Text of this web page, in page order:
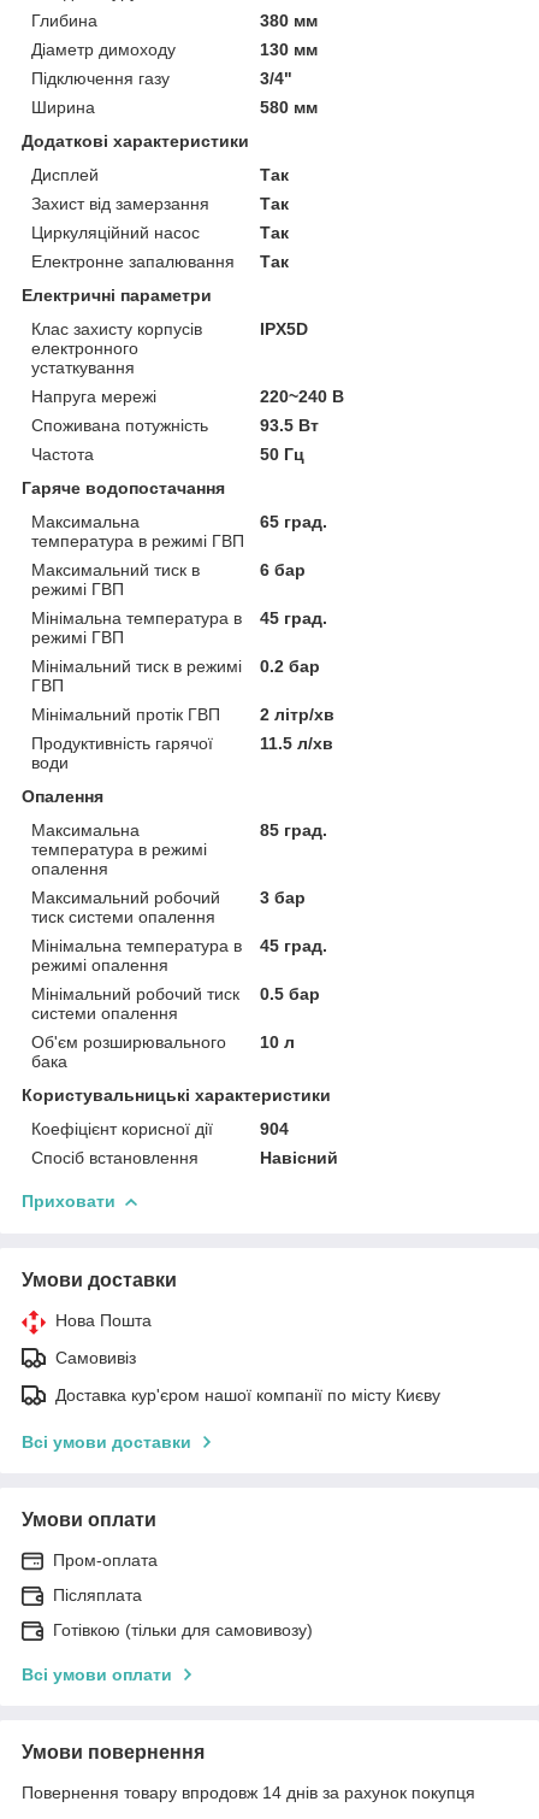
Глибина
380 мм
Діаметр димоходу
130 мм
Підключення газу
3/4"
Ширина
580 мм
Додаткові характеристики
Дисплей
Так
Захист від замерзання
Так
Циркуляційний насос
Так
Електронне запалювання
Так
Електричні параметри
Клас захисту корпусів
електронного
устаткування
IPX5D
Напруга мережі
220~240 В
Споживана потужність
93.5 Вт
Частота
50 Гц
Гаряче водопостачання
Максимальна
температура в режимі ГВП
65 град.
Максимальний тиск в
режимі ГВП
6 бар
Мінімальна температура в
режимі ГВП
45 град.
Мінімальний тиск в режимі
ГВП
0.2 бар
Мінімальний протік ГВП
2 літр/хв
Продуктивність гарячої
води
11.5 л/хв
Опалення
Максимальна
температура в режимі
опалення
85 град.
Максимальний робочий
тиск системи опалення
3 бар
Мінімальна температура в
режимі опалення
45 град.
Мінімальний робочий тиск
системи опалення
0.5 бар
Об'єм розширювального
бака
10 л
Користувальницькі характеристики
Коефіцієнт корисної дії
904
Спосіб встановлення
Навісний
Приховати
Умови доставки
Нова Пошта
Самовивіз
Доставка кур'єром нашої компанії по місту Києву
Всі умови доставки
Умови оплати
Пром-оплата
Післяплата
Готівкою (тільки для самовивозу)
Всі умови оплати
Умови повернення
Повернення товару впродовж 14 днів за рахунок покупця